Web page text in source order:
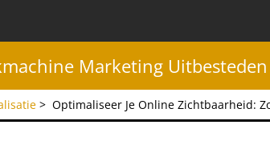
Marketing Uitbesteden
> Optimaliseer Je Online Zichtbaarheid: